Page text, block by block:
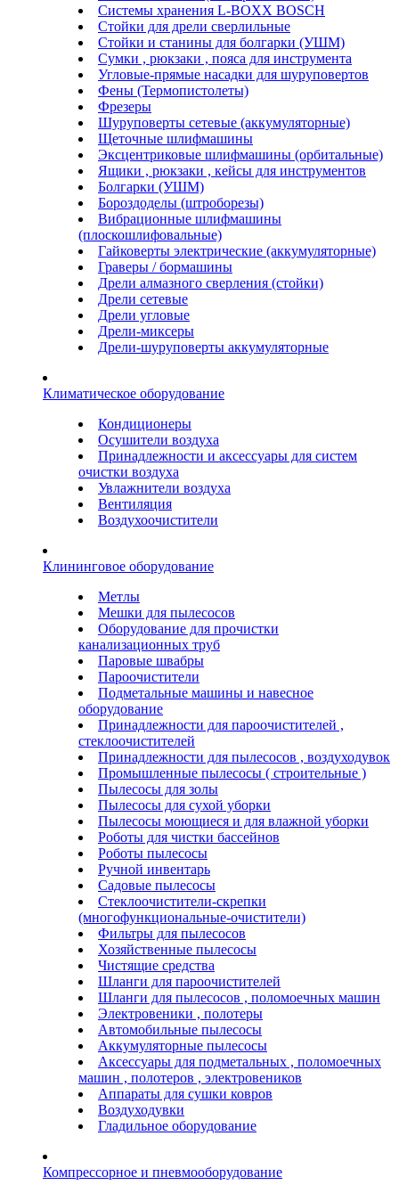
Системы хранения L-BOXX BOSCH
Стойки для дрели сверлильные
Стойки и станины для болгарки (УШМ)
Сумки , рюкзаки , пояса для инструмента
Угловые-прямые насадки для шуруповертов
Фены (Термопистолеты)
Фрезеры
Шуруповерты сетевые (аккумуляторные)
Щеточные шлифмашины
Эксцентриковые шлифмашины (орбитальные)
Ящики , рюкзаки , кейсы для инструментов
Болгарки (УШМ)
Бороздоделы (штроборезы)
Вибрационные шлифмашины
(плоскошлифовальные)
Гайковерты электрические (аккумуляторные)
Граверы / бормашины
Дрели алмазного сверления (стойки)
Дрели сетевые
Дрели угловые
Дрели-миксеры
Дрели-шуруповерты аккумуляторные
Климатическое оборудование
Кондиционеры
Осушители воздуха
Принадлежности и аксессуары для систем
очистки воздуха
Увлажнители воздуха
Вентиляция
Воздухоочистители
Клининговое оборудование
Метлы
Мешки для пылесосов
Оборудование для прочистки
канализационных труб
Паровые швабры
Пароочистители
Подметальные машины и навесное
оборудование
Принадлежности для пароочистителей ,
стеклоочистителей
Принадлежности для пылесосов , воздуходувок
Промышленные пылесосы ( строительные )
Пылесосы для золы
Пылесосы для сухой уборки
Пылесосы моющиеся и для влажной уборки
Роботы для чистки бассейнов
Роботы пылесосы
Ручной инвентарь
Садовые пылесосы
Стеклоочистители-скрепки
(многофункциональные-очистители)
Фильтры для пылесосов
Хозяйственные пылесосы
Чистящие средства
Шланги для пароочистителей
Шланги для пылесосов , поломоечных машин
Электровеники , полотеры
Автомобильные пылесосы
Аккумуляторные пылесосы
Аксессуары для подметальных , поломоечных
машин , полотеров , электровеников
Аппараты для сушки ковров
Воздуходувки
Гладильное оборудование
Компрессорное и пневмооборудование